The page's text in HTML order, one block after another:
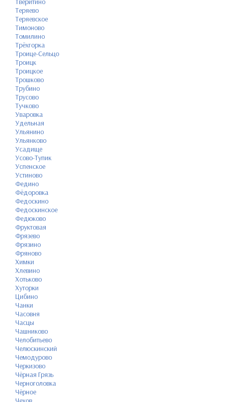
Теряево
Теряевское
Тимоново
Томилино
Трёхгорка
Троице-Сельцо
Троицк
Троицкое
Трошково
Трубино
Трусово
Тучково
Уваровка
Удельная
Ульянино
Ульянково
Усадище
Усово-Тупик
Успенское
Устиново
Федино
Фёдоровка
Федоскино
Федоскинское
Федюково
Фруктовая
Фрязево
Фрязино
Фряново
Химки
Хлевино
Хотьково
Хуторки
Цибино
Чанки
Часовня
Часцы
Чашниково
Челобитьево
Челюскинский
Чемодурово
Черкизово
Чёрная Грязь
Черноголовка
Чёрное